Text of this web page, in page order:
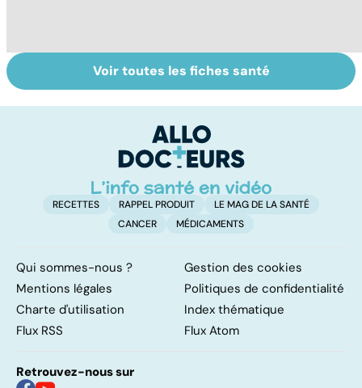
Tout savoir sur
les infections
Inflammation des
amygdales : que
d'angine ?
Voir toutes les fiches santé
RECETTES RAPPEL PRODUIT
LE MAG DE LA SANTÉ
CANCER
MÉDICAMENTS
Qui sommes-nous ?
Gestion des cookies
Mentions légales
Politiques de confidentialité
Charte d'utilisation
Index thématique
Flux RSS
Flux Atom
Retrouvez-nous sur